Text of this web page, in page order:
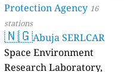
Protection Agency 16
stations
🇳🇬Abuja SERLCAR
Space Environment
Research Laboratory,